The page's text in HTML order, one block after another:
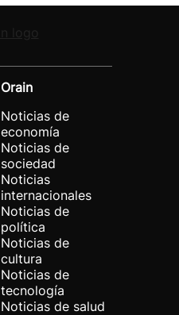
Orain
Noticias de
economía
Noticias de
sociedad
Noticias
internacionales
Noticias de
política
Noticias de
cultura
Noticias de
tecnología
Noticias de salud